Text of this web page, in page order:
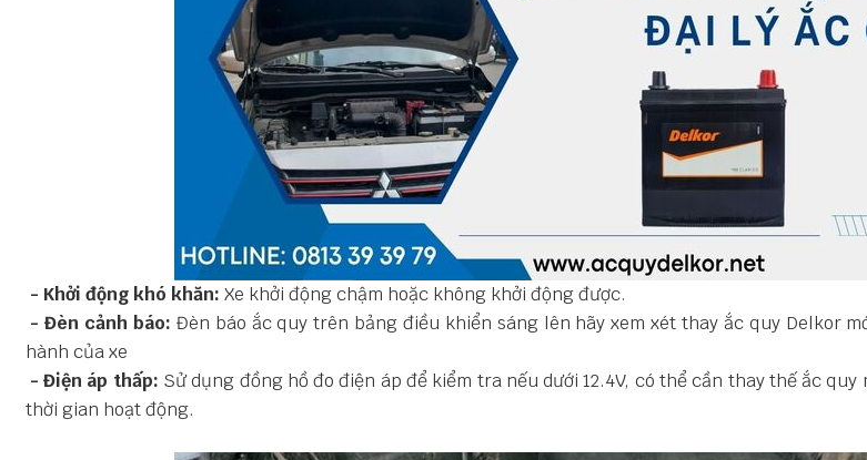
- Khởi động khó khăn: Xe khởi động chậm hoặc không khởi động được.
- Đèn cảnh báo: Đèn báo ắc quy trên bảng điều khiển sáng lên hãy xem xét thay ắc quy Delkor
hành của xe
- Điện áp thấp: Sử dụng đồng hồ đo điện áp để kiểm tra nếu dưới 12.4V, có thể cần thay thế ắc quy
thời gian hoạt động.